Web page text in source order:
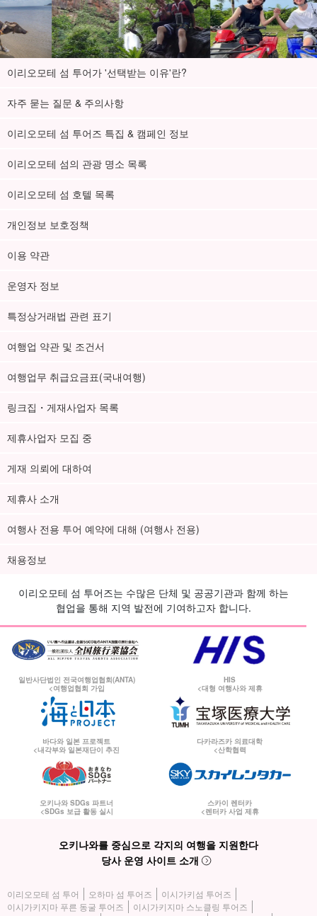
이리오모테 섬 투어가 '선택받는 이유'란?
자주 묻는 질문 & 주의사항
이리오모테 섬 투어즈 특집 & 캠페인 정보
이리오모테 섬의 관광 명소 목록
이리오모테 섬 호텔 목록
개인정보 보호정책
이용 약관
운영자 정보
특정상거래법 관련 표기
여행업 약관 및 조건서
여행업무 취급요금표(국내여행)
링크집・게재사업자 목록
제휴사업자 모집 중
게재 의뢰에 대하여
제휴사 소개
여행사 전용 투어 예약에 대해 (여행사 전용)
채용정보
이리오모테 섬 투어즈는 수많은 단체 및 공공기관과 함께 하는
협업을 통해 지역 발전에 기여하고자 합니다.
일반사단법인 전국여행업협회(ANTA)
<여행업협회 가입
HIS
<대형 여행사와 제휴
바다와 일본 프로젝트
<내각부와 일본재단이 추진
다카라즈카 의료대학
<산학협력
오키나와 SDGs 파트너
<SDGs 보급 활동 실시
스카이 렌터카
<렌터카 사업 제휴
오키나와를 중심으로 각지의 여행을 지원한다
당사 운영 사이트 소개
이리오모테 섬 투어 오하마 섬 투어즈
이시가키섬 투어즈
이시가키지마 푸른 동굴 투어즈
이시가키지마 스노클링 투어즈